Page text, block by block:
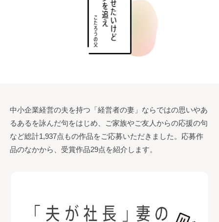
中小企業経営の夫を持つ「経営者の妻」ならではの思いやあ
るあるを詠んだ句をはじめ、ご家族やご友人からの応援の句
など総計1,937点もの作品をご応募いただきました。応募作
品のなかから、受賞作品29点を紹介します。